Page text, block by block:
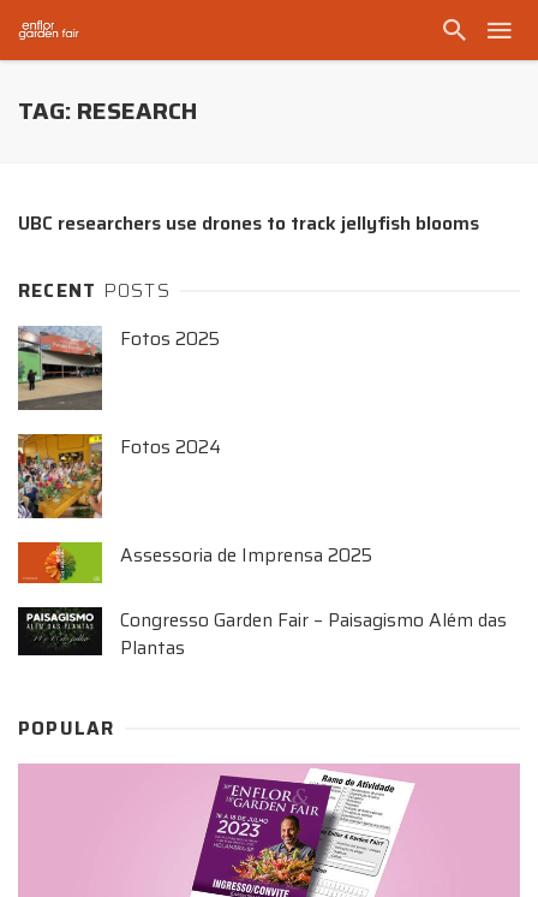
TAG: RESEARCH
UBC researchers use drones to track jellyfish blooms
RECENT POSTS
Fotos 2025
Fotos 2024
Assessoria de Imprensa 2025
Congresso Garden Fair – Paisagismo Além das
Plantas
POPULAR